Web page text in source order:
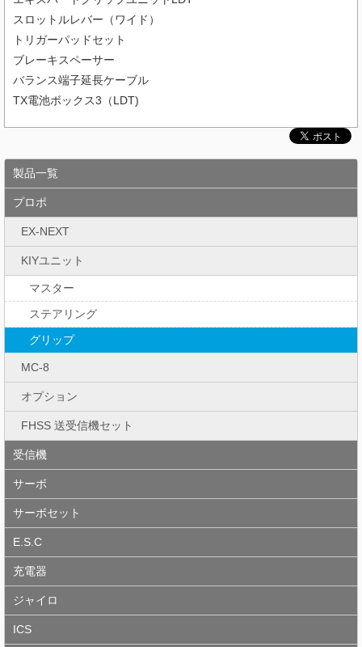
スロットルレバー（ワイド）
トリガーパッドセット
ブレーキスペーサー
バランス端子延長ケーブル
TX電池ボックス3（LDT)
製品一覧
プロポ
EX-NEXT
KIYユニット
マスター
ステアリング
グリップ
MC-8
オプション
FHSS 送受信機セット
受信機
サーボ
サーボセット
E.S.C
充電器
ジャイロ
ICS